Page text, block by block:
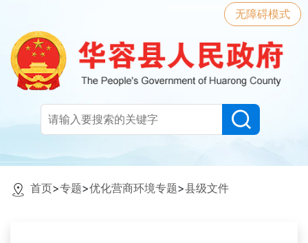
无障碍模式
首页>专题>优化营商环境专题>县级文件